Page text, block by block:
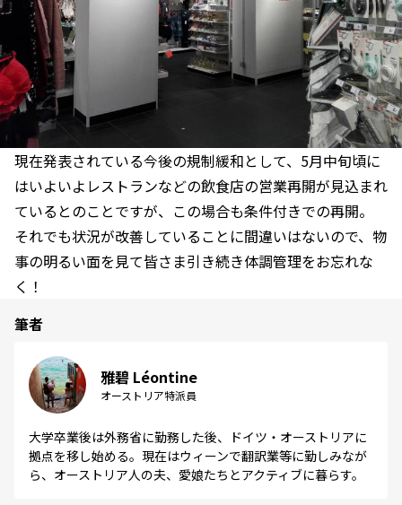
現在発表されている今後の規制緩和として、5月中旬頃に
はいよいよレストランなどの飲食店の営業再開が見込まれ
ているとのことですが、この場合も条件付きでの再開。
それでも状況が改善していることに間違いはないので、物
事の明るい面を見て皆さま引き続き体調管理をお忘れな
く！
筆者
雅碧 Léontine
オーストリア特派員
大学卒業後は外務省に勤務した後、ドイツ・オーストリアに
拠点を移し始める。現在はウィーンで翻訳業等に勤しみなが
ら、オーストリア人の夫、愛娘たちとアクティブに暮らす。